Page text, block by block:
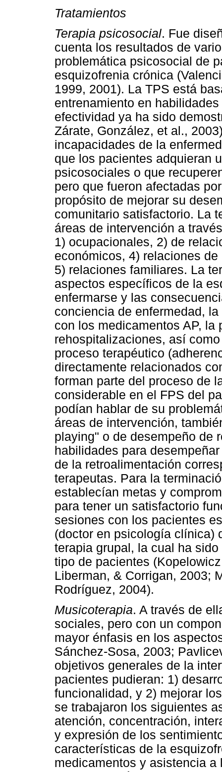
Tratamientos
Terapia psicosocial. Fue
cuenta los resultados de
problemática psicosocial de
esquizofrenia crónica
1999, 2001). La TPS está
entrenamiento en
efectividad ya ha sido
Zárate, González, et al.,
incapacidades de la
que los pacientes adquieran
psicosociales o que
pero que fueron afectadas
propósito de mejorar su
comunitario satisfactorio. La
áreas de intervención a
1) ocupacionales, 2) de
económicos, 4) relaciones
5) relaciones familiares. La
aspectos específicos de la
enfermarse y las
conciencia de enfermedad,
con los medicamentos AP,
rehospitalizaciones, así
proceso terapéutico
directamente relacionados
forman parte del proceso de
considerable en el FPS del
podían hablar de su
áreas de intervención,
playing" o de desempeño de
habilidades para
de la retroalimentación
terapeutas. Para la
establecían metas y
para tener un satisfactorio
sesiones con los pacientes
(doctor en psicología clínica)
terapia grupal, la cual ha
tipo de pacientes
Liberman, & Corrigan, 2003;
Rodríguez, 2004).
Musicoterapia. A través de
sociales, pero con un
mayor énfasis en los
Sánchez-Sosa, 2003;
objetivos generales de la
pacientes pudieran: 1)
funcionalidad, y 2) mejorar
se trabajaron los siguientes
atención, concentración,
y expresión de los
características de la
medicamentos y asistencia